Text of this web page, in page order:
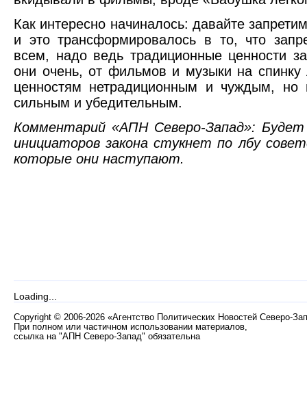
Как интересно начиналось: давайте
и это трансформировалось в то, что
всем, надо ведь традиционные ценности
они очень, от фильмов и музыки на спинку
ценностям нетрадиционным и чуждым, но
сильным и убедительным.
Комментарий «АПН Северо-Запад»: Будет
инициаторов закона стукнет по лбу
которые они наступают.
Loading...
Copyright © 2006-2026 «Агентство Политических Новостей Северо-
При полном или частичном использовании материалов,
ссылка на "АПН Северо-Запад" обязательна